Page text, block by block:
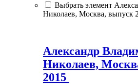
Выбрать элемент
Николаев, Москва, выпуск
Александр
Николаев,
2015